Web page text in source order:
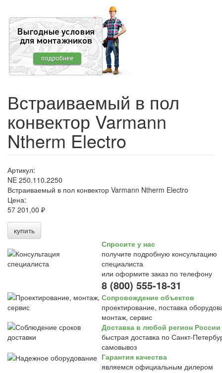
Встраиваемый в пол
конвектор Varmann
Ntherm Electro
Артикул:
NE 250.110.2250
Встраиваемый в пол конвектор Varmann Ntherm Electro
Цена:
57 201,00 ₽
купить
Спросите у нас
получите подробную консультацию
специалиста
или оформите заказ по телефону
8 (800) 555-18-31
Сопровождение объектов
проектирование, поставка
монтаж, сервис
Доставка в любой регион России
быстрая доставка по Санкт-
самовывоз
Гарантия качества
являемся официальным дилером